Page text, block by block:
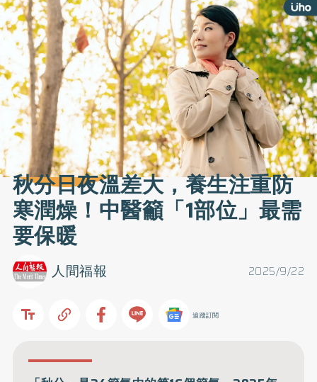
秋分日夜溫差大，養生注重防
寒潤燥！中醫籲「1部位」最需
要保暖
2025/9/22
人間福報
追蹤訂閱